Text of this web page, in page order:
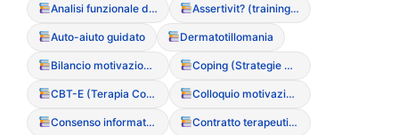
Analisi funzionale del sintomo Assertivit? (training di)
Auto-aiuto guidato Dermatotillomania
Bilancio motivazionale Coping (Strategie di adattamento)
CBT-E (Terapia Cognitivo Comportamentale Migliorata) Colloquio motivazionale
Consenso informato (particolarit? nei minori) Contratto terapeutico